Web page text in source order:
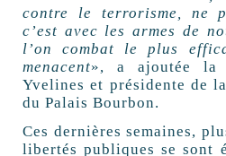
contre le terrorisme, ne
c’est avec les armes de
l’on combat le plus
menacent», a ajoutée la
Yvelines et présidente de
du Palais Bourbon.
Ces dernières semaines,
libertés publiques se sont